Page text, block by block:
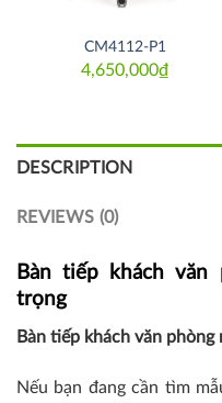
CM4112-P1
4,650,000₫
DESCRIPTION
REVIEWS (0)
Bàn tiếp khách văn
trọng
Bàn tiếp khách văn
Nếu bạn đang cần tìm